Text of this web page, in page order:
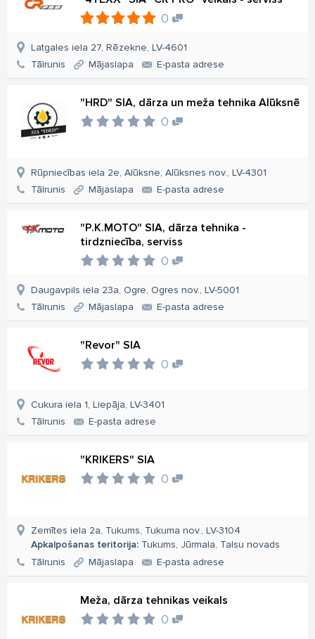
0
Latgales iela 27, Rēzekne, LV-4601
Tālrunis
Mājaslapa E-pasta adrese
"HRD" SIA, dārza un meža tehnika Alūksnē
0
Rūpniecības iela 2e, Alūksne, Alūksnes nov., LV-4301
Tālrunis
Mājaslapa E-pasta adrese
"P.K.MOTO" SIA, dārza tehnika -
tirdzniecība, serviss
0
Daugavpils iela 23a, Ogre, Ogres nov., LV-5001
Tālrunis
Mājaslapa E-pasta adrese
"Revor" SIA
0
Cukura iela 1, Liepāja, LV-3401
Tālrunis
E-pasta adrese
"KRIKERS" SIA
0
Zemītes iela 2a, Tukums, Tukuma nov., LV-3104
Apkalpošanas teritorija: Tukums, Jūrmala, Talsu novads
Tālrunis
Mājaslapa E-pasta adrese
Meža, dārza tehnikas veikals
0